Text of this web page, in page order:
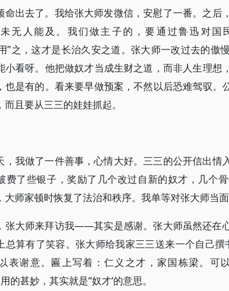
命出去了。我给张大师发微信，安慰了一番。之后
无人能及。我们做主子的，要通过鲁迅对国
”之，这才是长治久安之道。张大师一改过去的
小看呀。他把做奴才当成生财之道，而非人生理想
也是有的。看来要早做预案，不然以后恐难驾驭。
且要从三三的娃娃抓起。
，我做了一件善事，心情大好。三三的公开信出情
费了些银子，奖励了几个改过自新的奴才，几个
大师家顿时恢复了法治和秩序。我单等对张大师当面
张大师来拜访我——其实是感谢。张大师虽然还在
总算有了笑容。张大师给我家三三送来一个自己
表谢意。匾上写着：仁义之才，家国栋梁。可
的甚妙，其实就是“奴才‘的意思。